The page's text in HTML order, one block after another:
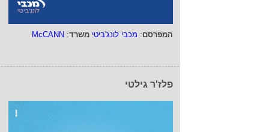
המפרסם: מכבי לונג'ביטי משרד:
McCANN
פלז'ר גילטי